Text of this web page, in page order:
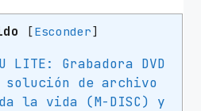
[Esconder]
U LITE: Grabadora DVD
solución de archivo
la vida (M-DISC) y